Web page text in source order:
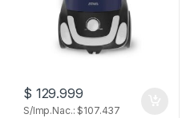
$ 129.999
S/Imp.Nac.: $107.437